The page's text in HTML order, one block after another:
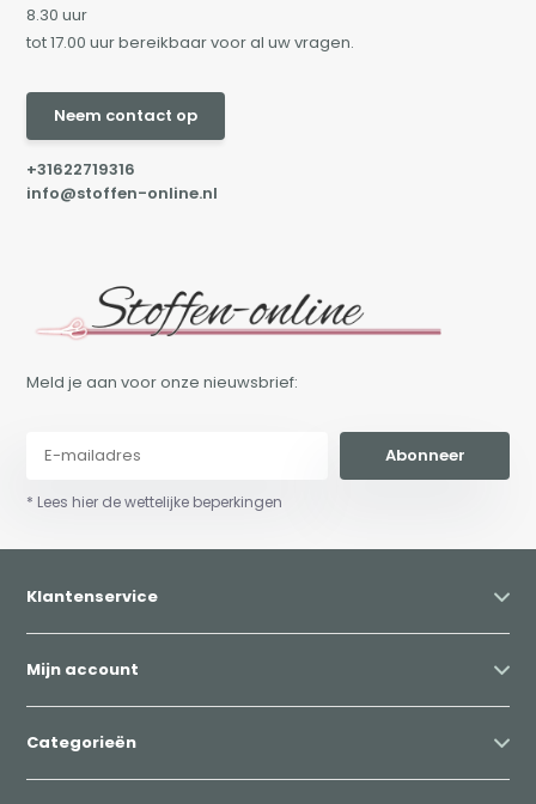
8.30 uur
tot 17.00 uur bereikbaar voor al uw vragen.
Neem contact op
+31622719316
info@stoffen-online.nl
Meld je aan voor onze nieuwsbrief:
Abonneer
* Lees hier de wettelijke beperkingen
Klantenservice
Mijn account
Categorieën